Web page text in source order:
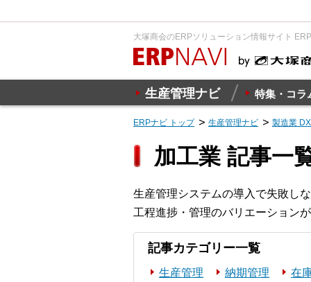
大塚商会のERPソリューション情報サイト
生産管理ナビ 特集・コラ
ERPナビ トップ 生産管理ナビ 製造業
加工業 記事一
生産管理システムの導入で失敗し
工程進捗・管理のバリエーション
記事カテゴリー一覧
生産管理 納期管理 在